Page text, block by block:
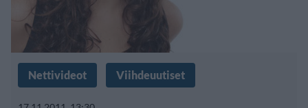
Nettivideot Viihdeuutiset